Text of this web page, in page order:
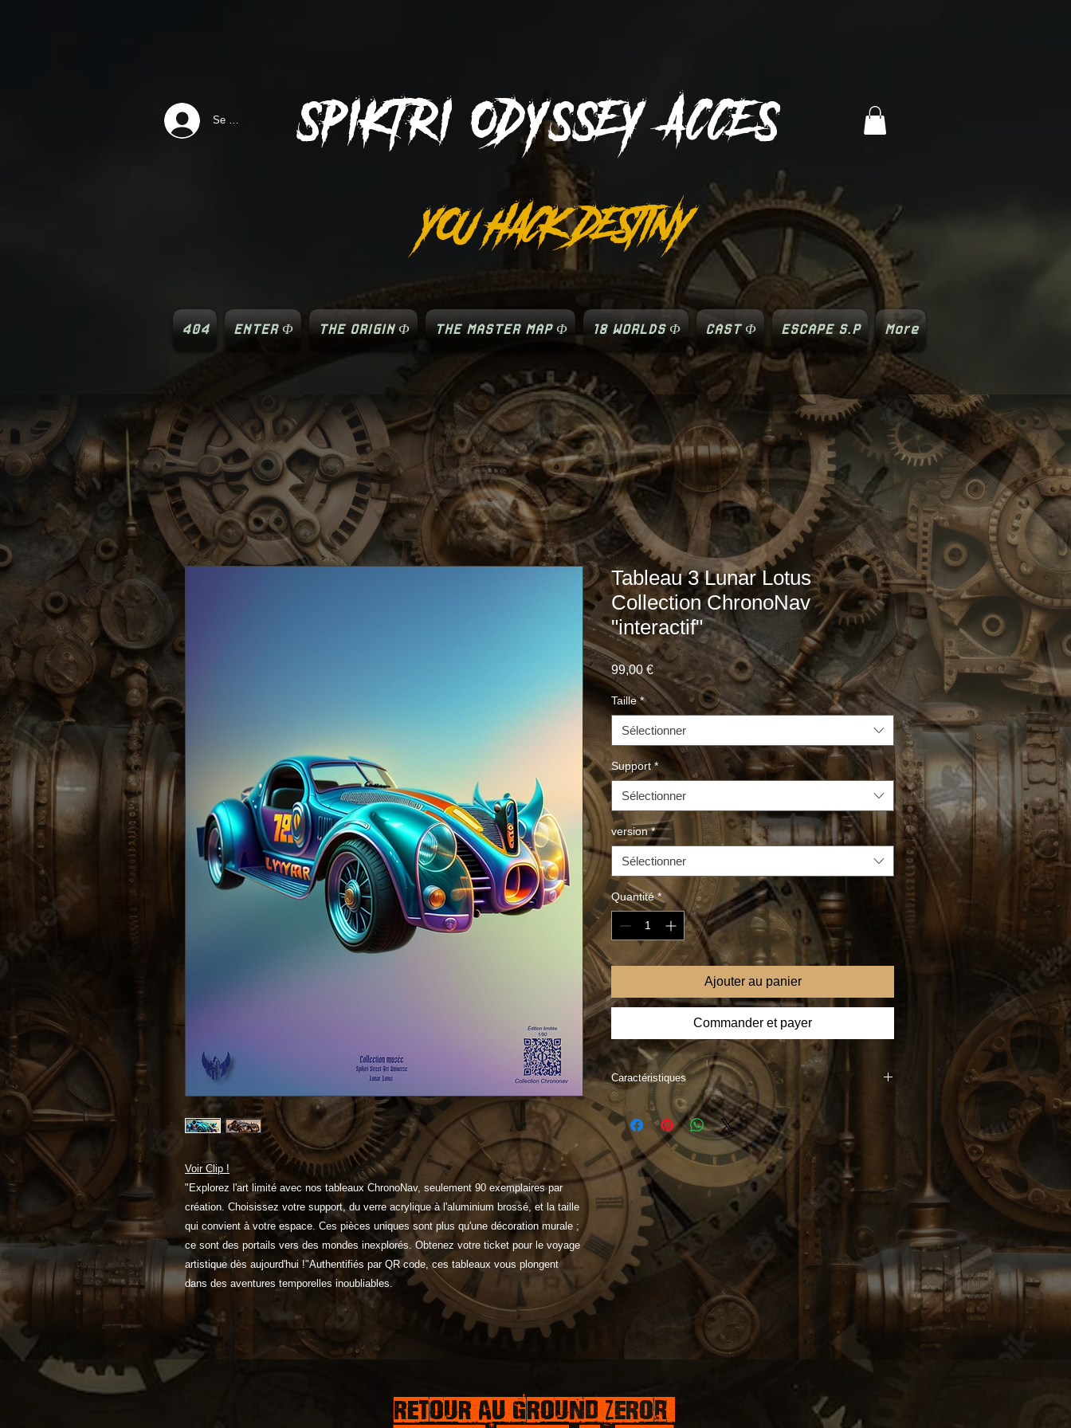
SPIKTRIODYSSEY ACCES
Se connecter
YOU HACK DESTINY
404 ENTER Φ THE ORIGIN Φ THE MASTER MAP Φ 18 WORLDS Φ CAST Φ ESCAPE S.P More
Voir Clip !
"Explorez l'art limité avec nos tableaux ChronoNav, seulement 90 exemplaires par
création. Choisissez votre support, du verre acrylique à l'aluminium brossé, et la taille
qui convient à votre espace. Ces pièces uniques sont plus qu'une décoration murale ;
ce sont des portails vers des mondes inexplorés. Obtenez votre ticket pour le voyage
artistique dès aujourd'hui !"Authentifiés par QR code, ces tableaux vous plongent
dans des aventures temporelles inoubliables.
Tableau 3 Lunar Lotus
Collection ChronoNav
"interactif"
99,00 €Prix
Taille *
Sélectionner
Support *
Sélectionner
version *
Sélectionner
Quantité *
Ajouter au panier
Commander et payer
Caractéristiques
"Embarquez dans l'aventure et devenez collectionneur
en vous appropriant un morceau du musée Spiktri !
Chaque tableau ChronoNav est une invitation à
explorer les confins du multivers spiktronien. Les détails
captivants et les couleurs vibrantes vous immergent
dans des mondes inexplorés. Saisissez cette
opportunité unique de posséder un morceau d'histoire
interstellaire et laissez libre cours à votre imagination."
RETOUR AU GROUND ZEROr